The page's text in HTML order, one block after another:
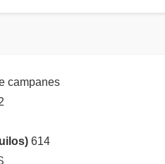
campanes
614